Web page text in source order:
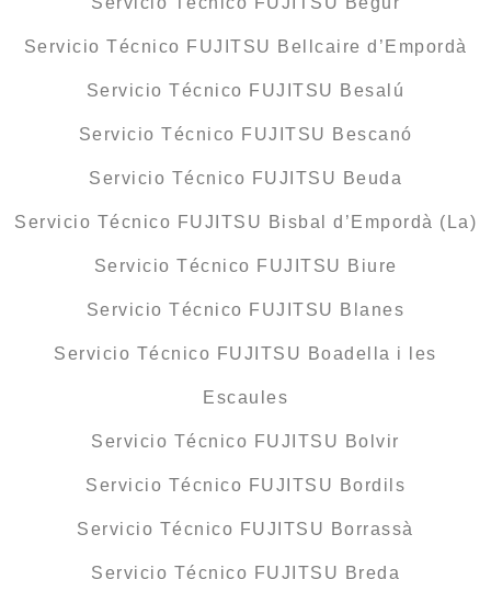
Servicio Técnico FUJITSU Bellcaire d’Empordà
Servicio Técnico FUJITSU Besalú
Servicio Técnico FUJITSU Bescanó
Servicio Técnico FUJITSU Beuda
Servicio Técnico FUJITSU Bisbal d’Empordà (La)
Servicio Técnico FUJITSU Biure
Servicio Técnico FUJITSU Blanes
Servicio Técnico FUJITSU Boadella i les
Escaules
Servicio Técnico FUJITSU Bolvir
Servicio Técnico FUJITSU Bordils
Servicio Técnico FUJITSU Borrassà
Servicio Técnico FUJITSU Breda